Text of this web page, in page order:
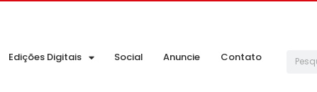
Edições Digitais Social Anuncie Contato